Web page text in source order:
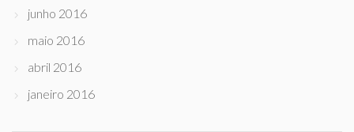
junho 2016
maio 2016
abril 2016
janeiro 2016